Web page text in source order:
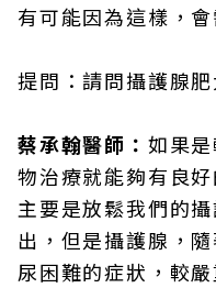
有可能因為這樣，
提問：請問攝護腺
蔡承翰醫師： 如果
物治療就能夠有良
主要是放鬆我們的
出，但是攝護腺，
尿困難的症狀，較